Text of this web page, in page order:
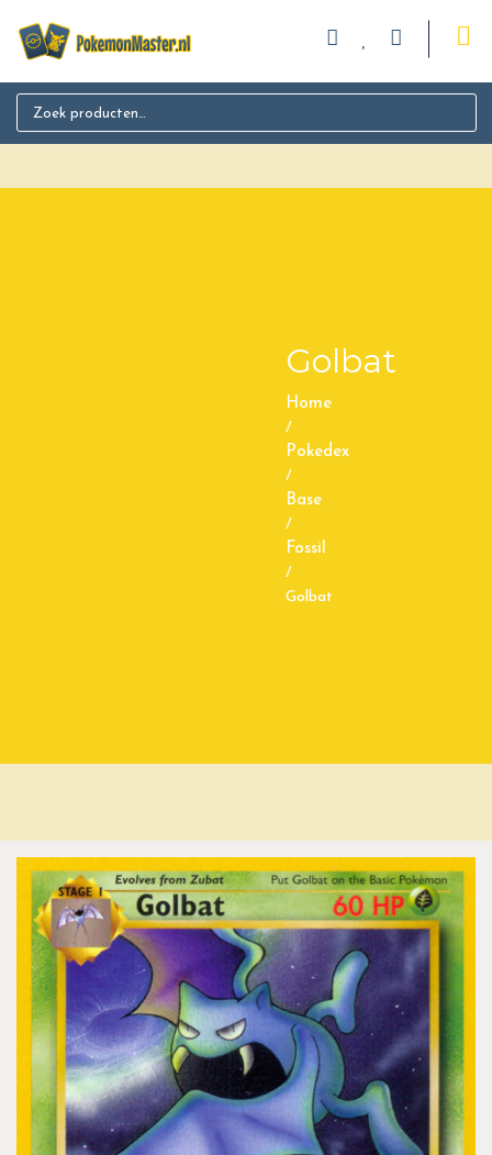
Search for:
Golbat
Home
/
Pokedex
/
Base
/
Fossil
/
Golbat